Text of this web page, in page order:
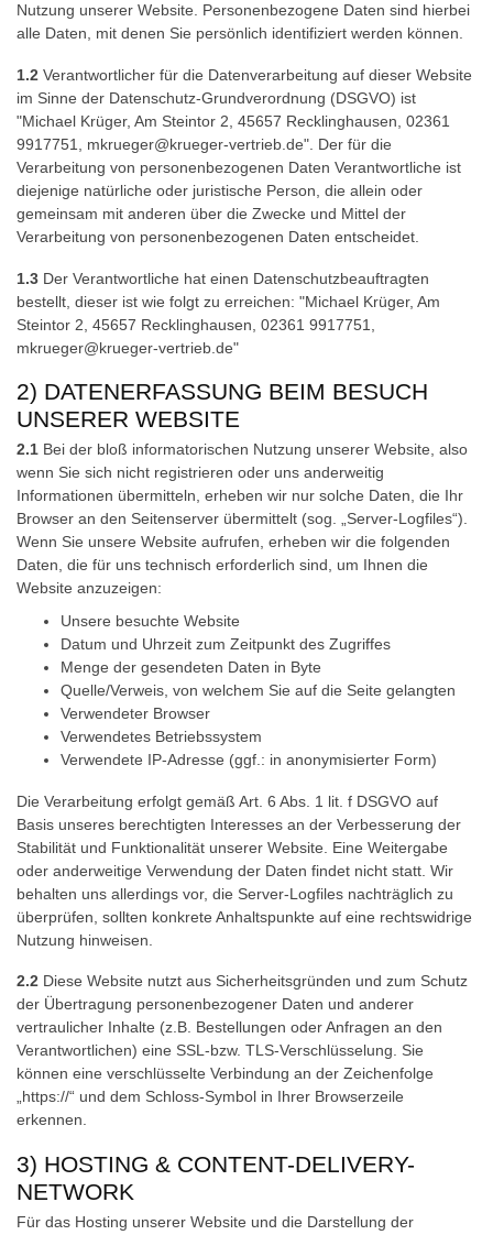
Nutzung unserer Website. Personenbezogene Daten sind hierbei
alle Daten, mit denen Sie persönlich identifiziert werden können.
1.2 Verantwortlicher für die Datenverarbeitung auf dieser Website
im Sinne der Datenschutz-Grundverordnung (DSGVO) ist
"Michael Krüger, Am Steintor 2, 45657 Recklinghausen, 02361
9917751, mkrueger@krueger-vertrieb.de". Der für die
Verarbeitung von personenbezogenen Daten Verantwortliche ist
diejenige natürliche oder juristische Person, die allein oder
gemeinsam mit anderen über die Zwecke und Mittel der
Verarbeitung von personenbezogenen Daten entscheidet.
1.3 Der Verantwortliche hat einen Datenschutzbeauftragten
bestellt, dieser ist wie folgt zu erreichen: "Michael Krüger, Am
Steintor 2, 45657 Recklinghausen, 02361 9917751,
mkrueger@krueger-vertrieb.de"
2) DATENERFASSUNG BEIM BESUCH
UNSERER WEBSITE
2.1 Bei der bloß informatorischen Nutzung unserer Website, also
wenn Sie sich nicht registrieren oder uns anderweitig
Informationen übermitteln, erheben wir nur solche Daten, die Ihr
Browser an den Seitenserver übermittelt (sog. „Server-Logfiles“).
Wenn Sie unsere Website aufrufen, erheben wir die folgenden
Daten, die für uns technisch erforderlich sind, um Ihnen die
Website anzuzeigen:
Unsere besuchte Website
Datum und Uhrzeit zum Zeitpunkt des Zugriffes
Menge der gesendeten Daten in Byte
Quelle/Verweis, von welchem Sie auf die Seite gelangten
Verwendeter Browser
Verwendetes Betriebssystem
Verwendete IP-Adresse (ggf.: in anonymisierter Form)
Die Verarbeitung erfolgt gemäß Art. 6 Abs. 1 lit. f DSGVO auf
Basis unseres berechtigten Interesses an der Verbesserung der
Stabilität und Funktionalität unserer Website. Eine Weitergabe
oder anderweitige Verwendung der Daten findet nicht statt. Wir
behalten uns allerdings vor, die Server-Logfiles nachträglich zu
überprüfen, sollten konkrete Anhaltspunkte auf eine rechtswidrige
Nutzung hinweisen.
2.2 Diese Website nutzt aus Sicherheitsgründen und zum Schutz
der Übertragung personenbezogener Daten und anderer
vertraulicher Inhalte (z.B. Bestellungen oder Anfragen an den
Verantwortlichen) eine SSL-bzw. TLS-Verschlüsselung. Sie
können eine verschlüsselte Verbindung an der Zeichenfolge
„https://“ und dem Schloss-Symbol in Ihrer Browserzeile
erkennen.
3) HOSTING & CONTENT-DELIVERY-
NETWORK
Für das Hosting unserer Website und die Darstellung der